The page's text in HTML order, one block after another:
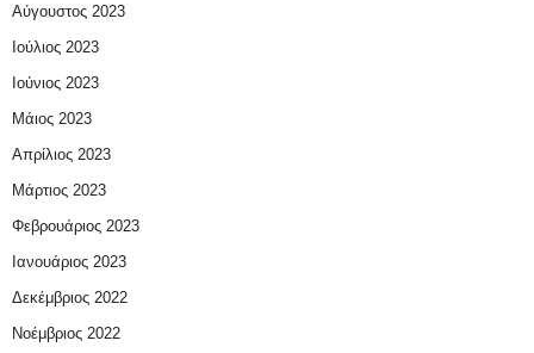
Αύγουστος 2023
Ιούλιος 2023
Ιούνιος 2023
Μάιος 2023
Απρίλιος 2023
Μάρτιος 2023
Φεβρουάριος 2023
Ιανουάριος 2023
Δεκέμβριος 2022
Νοέμβριος 2022